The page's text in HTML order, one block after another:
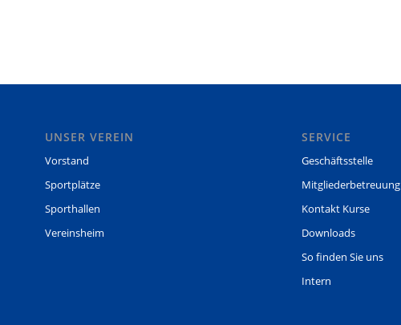
UNSER VEREIN
Vorstand
Sportplätze
Sporthallen
Vereinsheim
SERVICE
Geschäftsstelle
Mitgliederbetreuung
Kontakt Kurse
Downloads
So finden Sie uns
Intern